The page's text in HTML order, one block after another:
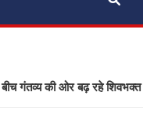
की ओर बढ़ रहे शिवभक्त